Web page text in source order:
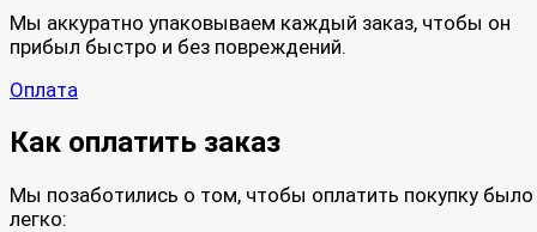
Мы аккуратно упаковываем каждый заказ, чтобы он
прибыл быстро и без повреждений.
Оплата
Как оплатить заказ
Мы позаботились о том, чтобы оплатить покупку было
легко: